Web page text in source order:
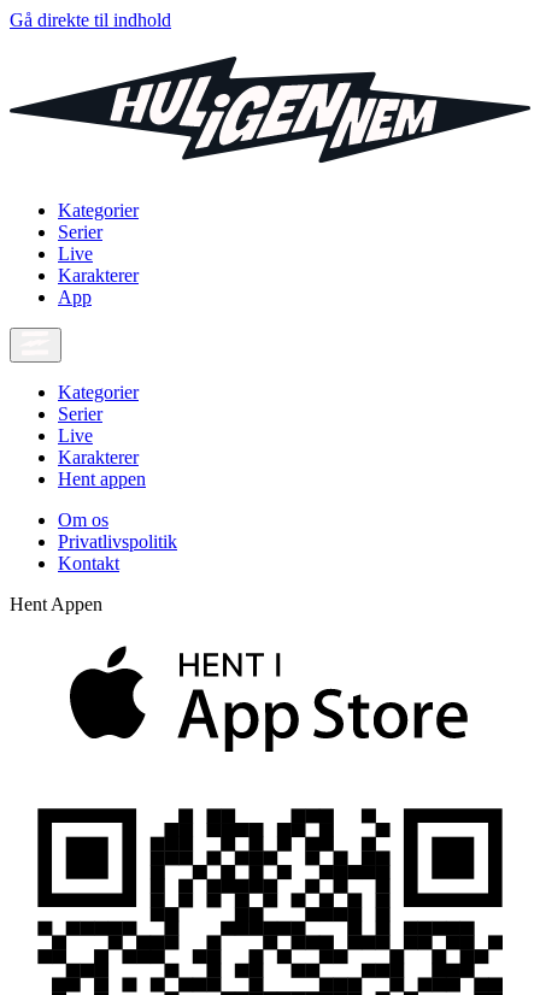
Gå direkte til indhold
Kategorier
Serier
Live
Karakterer
App
Kategorier
Serier
Live
Karakterer
Hent appen
Om os
Privatlivspolitik
Kontakt
Hent Appen